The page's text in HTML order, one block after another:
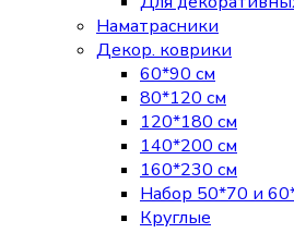
Наматрасники
Декор. коврики
60*90 см
80*120 см
120*180 см
140*200 см
160*230 см
Набор 50*70 и
Круглые